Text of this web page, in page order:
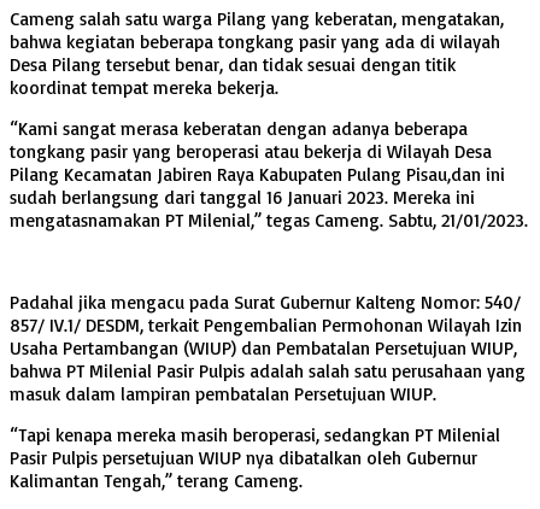
Cameng salah satu warga Pilang yang keberatan, mengatakan,
bahwa kegiatan beberapa tongkang pasir yang ada di wilayah
Desa Pilang tersebut benar, dan tidak sesuai dengan titik
koordinat tempat mereka bekerja.
“Kami sangat merasa keberatan dengan adanya beberapa
tongkang pasir yang beroperasi atau bekerja di Wilayah Desa
Pilang Kecamatan Jabiren Raya Kabupaten Pulang Pisau,dan ini
sudah berlangsung dari tanggal 16 Januari 2023. Mereka ini
mengatasnamakan PT Milenial,” tegas Cameng. Sabtu, 21/01/2023.
Padahal jika mengacu pada Surat Gubernur Kalteng Nomor: 540/
857/ IV.1/ DESDM, terkait Pengembalian Permohonan Wilayah Izin
Usaha Pertambangan (WIUP) dan Pembatalan Persetujuan WIUP,
bahwa PT Milenial Pasir Pulpis adalah salah satu perusahaan yang
masuk dalam lampiran pembatalan Persetujuan WIUP.
“Tapi kenapa mereka masih beroperasi, sedangkan PT Milenial
Pasir Pulpis persetujuan WIUP nya dibatalkan oleh Gubernur
Kalimantan Tengah,” terang Cameng.